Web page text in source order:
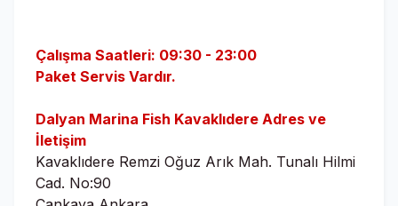
Çalışma Saatleri: 09:30 - 23:00
Paket Servis Vardır.
Dalyan Marina Fish Kavaklıdere Adres ve
İletişim
Kavaklıdere Remzi Oğuz Arık Mah. Tunalı Hilmi
Cad. No:90